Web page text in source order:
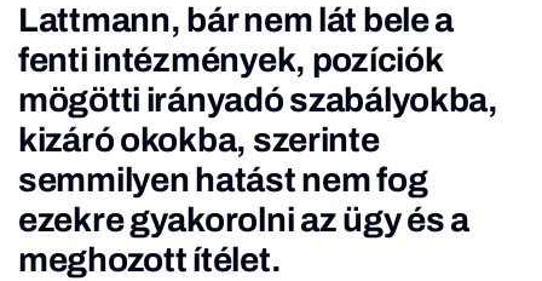
Lattmann, bár nem lát bele a
fenti intézmények, pozíciók
mögötti irányadó szabályokba,
kizáró okokba, szerinte
semmilyen hatást nem fog
ezekre gyakorolni az ügy és a
meghozott ítélet.